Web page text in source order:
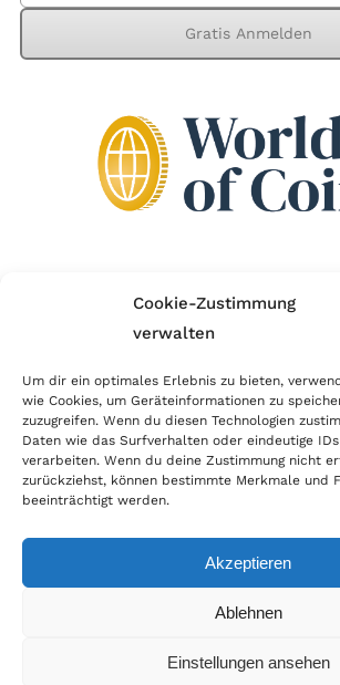
Cookie-Zustimmung
verwalten
Um dir ein optimales Erlebnis zu bieten,
wie Cookies, um Geräteinformationen zu
zuzugreifen. Wenn du diesen Technologien
Daten wie das Surfverhalten oder eindeutige
verarbeiten. Wenn du deine Zustimmung nicht
zurückziehst, können bestimmte Merkmale und
beeinträchtigt werden.
Akzeptieren
Ablehnen
Einstellungen ansehen
Warenkorb
Gratis Anmelden
Wir sind Mitglied im Händlerbund!
erfolgreichen E-Commerce ein.
viele Onlineshops im Netz Mitglied
und unterstützen fairen
© Copyright 2026 | World of Coins |Impressum|
|Zahlung & Versand